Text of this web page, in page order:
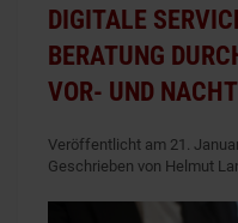
DIGITALE
BERATUNG
VOR- UND
Veröffentlicht am 21.
Geschrieben von Helmut